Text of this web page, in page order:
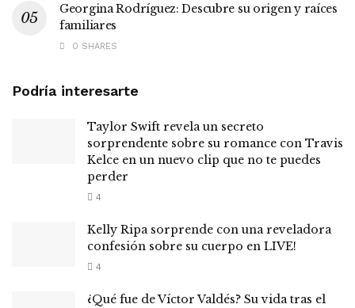
Georgina Rodríguez: Descubre su origen y raíces
familiares
0 SHARES
Podría interesarte
Taylor Swift revela un secreto
sorprendente sobre su romance con Travis
Kelce en un nuevo clip que no te puedes
perder
4
Kelly Ripa sorprende con una reveladora
confesión sobre su cuerpo en LIVE!
4
¿Qué fue de Víctor Valdés? Su vida tras el